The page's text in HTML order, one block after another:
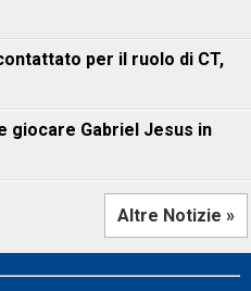
per il ruolo di CT,
giocare Gabriel Jesus in
Altre Notizie »